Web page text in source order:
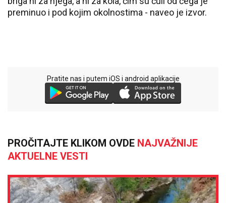
preminuo i pod kojim okolnostima - naveo je izvor.
Pratite nas i putem iOS i android aplikacije
PROČITAJTE KLIKOM OVDE NAJVAŽNIJE
AKTUELNE VESTI